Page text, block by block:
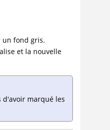
un fond gris.
et la nouvelle
d'avoir marqué les